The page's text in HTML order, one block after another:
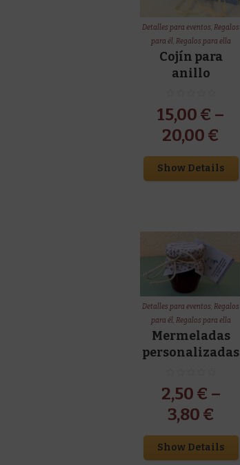
Detalles para eventos,Regalos
para él, Regalos para ella
Cojín para
anillo
15,00 € –
20,00 €
Show Details
Detalles para eventos,Regalos
para él, Regalos para ella
Mermeladas
personalizadas
2,50 € –
3,80 €
Show Details